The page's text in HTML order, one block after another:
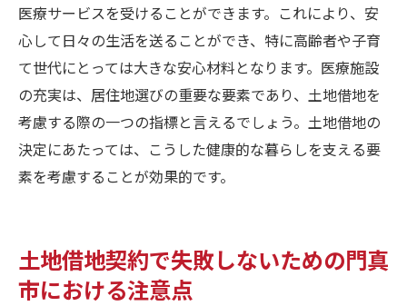
医療サービスを受けることができます。これにより、安
心して日々の生活を送ることができ、特に高齢者や子育
て世代にとっては大きな安心材料となります。医療施設
の充実は、居住地選びの重要な要素であり、土地借地を
考慮する際の一つの指標と言えるでしょう。土地借地の
決定にあたっては、こうした健康的な暮らしを支える要
素を考慮することが効果的です。
土地借地契約で失敗しないための門真
市における注意点